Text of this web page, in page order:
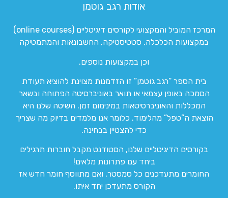
אודות רגב גוטמן
המרכז המוביל והמקצועי לקורסים דיגיטליים (online courses)
במקצועות הכלכלה, סטטיסטיקה, החשבונאות והמתמטיקה
וכן במקצועות נוספים.
בית הספר “רגב גוטמן” זו הזדמנות מצוינת להוציא תעודת
הסמכה באופן עצמאי או תואר באוניברסיטה הפתוחה ובשאר
המכללות והאוניברסיטאות במינימום זמן. השיטה שלנו היא
הוצאת ה”טפל” מהלימוד. כלומר אנו מלמדים בדיוק מה שצריך
כדי להצטיין בבחינה.
בקורסים הדיגיטליים שלנו, הסטודנט מקבל חוברות תרגילים
ביחד עם פתרונות מלאים!
החומרים מתעדכנים כל סמסטר, ואם מתווסף חומר חדש אז
הקורס מתעדכן יחד איתו.